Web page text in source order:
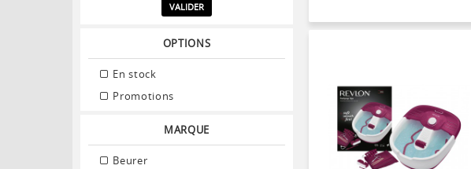
VALIDER
OPTIONS
En stock
Promotions
MARQUE
Beurer